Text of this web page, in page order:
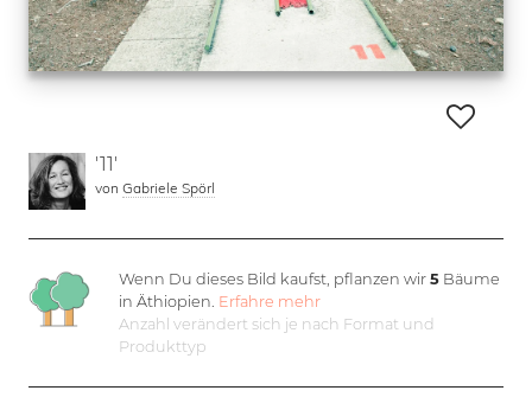
'11'
von Gabriele Spörl
Wenn Du dieses Bild kaufst, pflanzen wir5 Bäume
in Äthiopien. Erfahre mehr
Anzahl verändert sich je nach Format und
Produkttyp